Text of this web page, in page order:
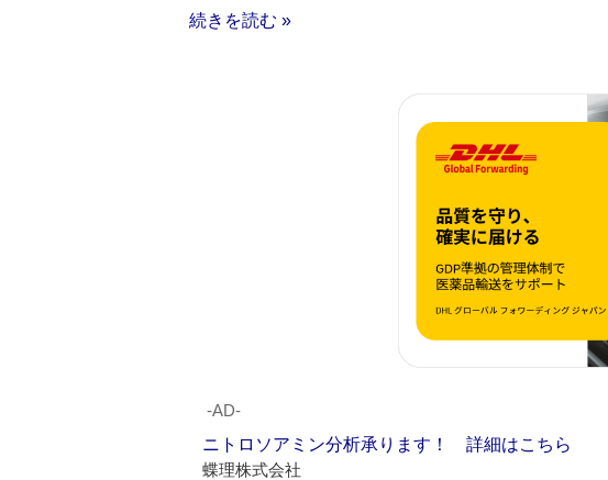
続きを読む »
‐AD‐
ニトロソアミン分析承ります！ 詳細はこちら
蝶理株式会社